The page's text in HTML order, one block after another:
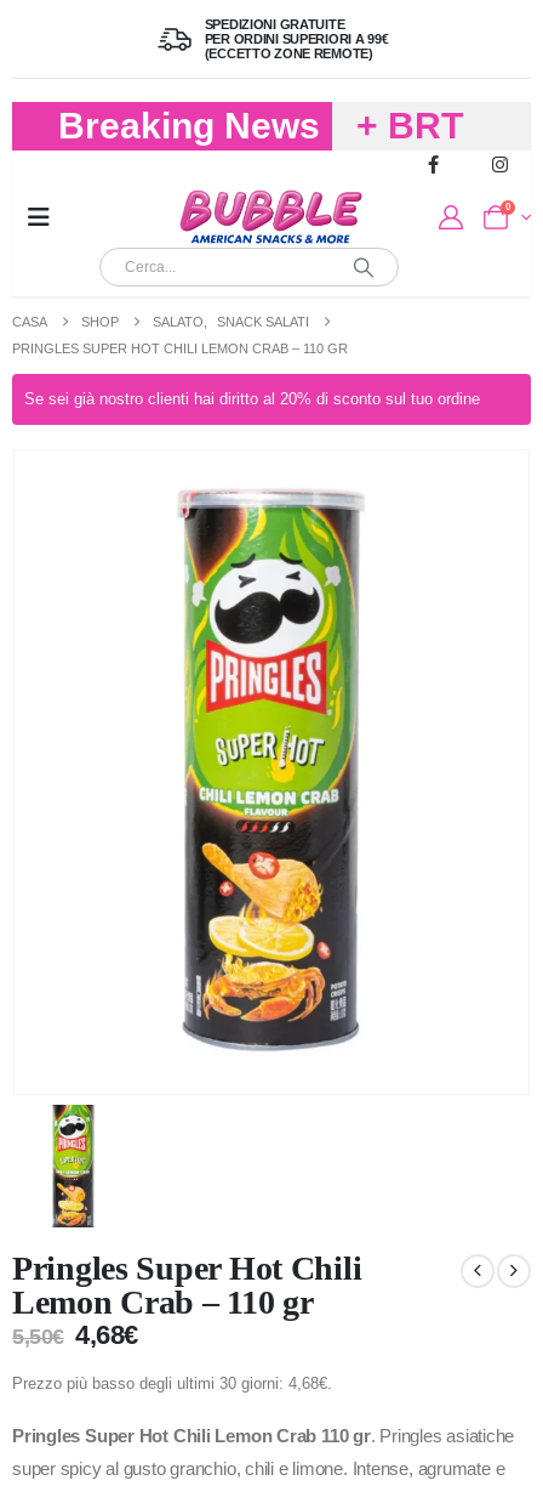
SPEDIZIONI GRATUITE
PER ORDINI SUPERIORI A 99€
(ECCETTO ZONE REMOTE)
Breaking News
+ BRT
FREDDO
PER
E
(FINO A 4,9
KG) –
CONSEGNA
IN 24/48
ORE AD
ECCEZIONE
DI ALCUNE
AREE
0
CASA SHOP SALATO
SNACK SALATI
PRINGLES SUPER HOT CHILI LEMON CRAB – 110 GR
Se sei già nostro clienti hai diritto al 20% di sconto sul tuo ordine
Pringles Super Hot Chili
Lemon Crab – 110 gr
5,50€ 4,68€
Prezzo più basso degli ultimi 30 giorni: 4,68€.
Pringles Super Hot Chili Lemon Crab 110 gr. Pringles asiatiche
super spicy al gusto granchio, chili e limone. Intense, agrumate e